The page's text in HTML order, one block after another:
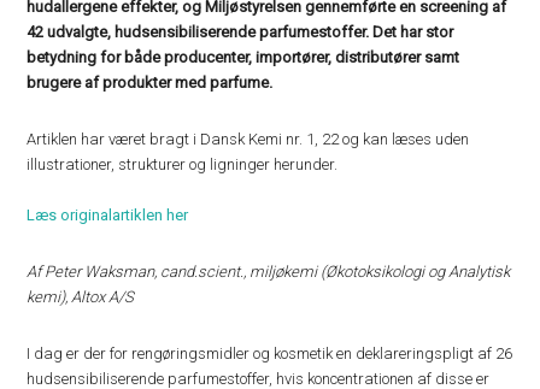
hudallergene effekter, og Miljøstyrelsen gennemførte en screening af
42 udvalgte, hudsensibiliserende parfumestoffer. Det har stor
betydning for både producenter, importører, distributører samt
brugere af produkter med parfume.
Artiklen har været bragt i Dansk Kemi nr. 1, 22 og kan læses uden
illustrationer, strukturer og ligninger herunder.
Læs originalartiklen her
Af Peter Waksman, cand.scient., miljøkemi (Økotoksikologi og Analytisk
kemi), Altox A/S
I dag er der for rengøringsmidler og kosmetik en deklareringspligt af 26
hudsensibiliserende parfumestoffer, hvis koncentrationen af disse er